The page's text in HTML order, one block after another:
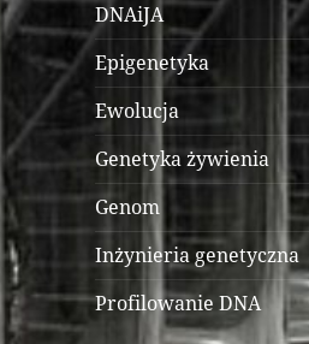
DNAiJA
Epigenetyka
Ewolucja
Genetyka żywienia
Genom
Inżynieria genetyczna
Profilowanie DNA